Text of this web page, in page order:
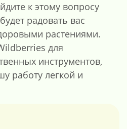
к этому вопросу
радовать вас
растениями.
для
инструментов,
работу легкой и